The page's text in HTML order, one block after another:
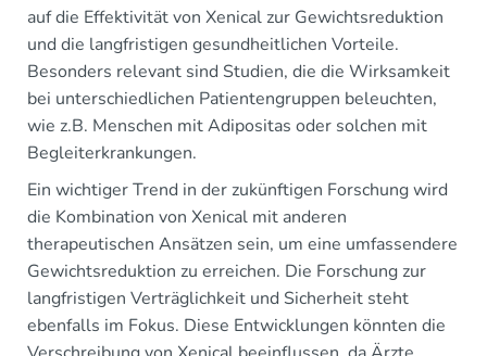
auf die Effektivität von Xenical zur Gewichtsreduktion
und die langfristigen gesundheitlichen Vorteile.
Besonders relevant sind Studien, die die Wirksamkeit
bei unterschiedlichen Patientengruppen beleuchten,
wie z.B. Menschen mit Adipositas oder solchen mit
Begleiterkrankungen.
Ein wichtiger Trend in der zukünftigen Forschung wird
die Kombination von Xenical mit anderen
therapeutischen Ansätzen sein, um eine umfassendere
Gewichtsreduktion zu erreichen. Die Forschung zur
langfristigen Verträglichkeit und Sicherheit steht
ebenfalls im Fokus. Diese Entwicklungen könnten die